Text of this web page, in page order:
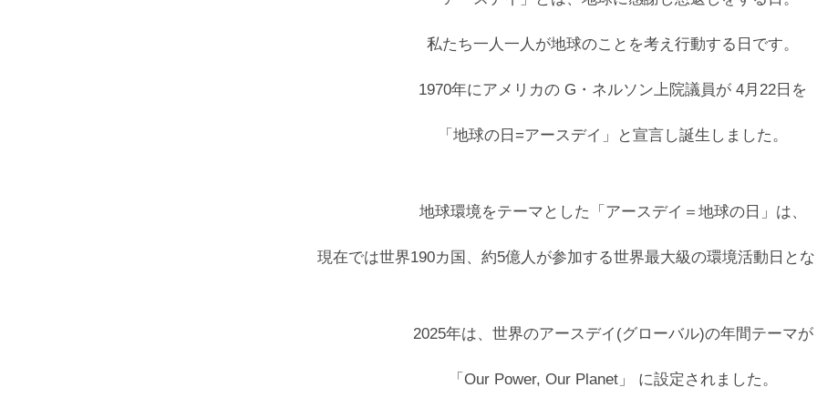
私たち一人一人が地球のことを考え行動する日です。
1970年にアメリカの G・ネルソン上院議員が 4月22日を
「地球の日=アースデイ」と宣言し誕生しました。
地球環境をテーマとした「アースデイ＝地球の日」は、
現在では世界190カ国、約5億人が参加する世界最大級の環境活動日とな
2025年は、世界のアースデイ(グローバル)の年間テーマが
「Our Power, Our Planet」 に設定されました。